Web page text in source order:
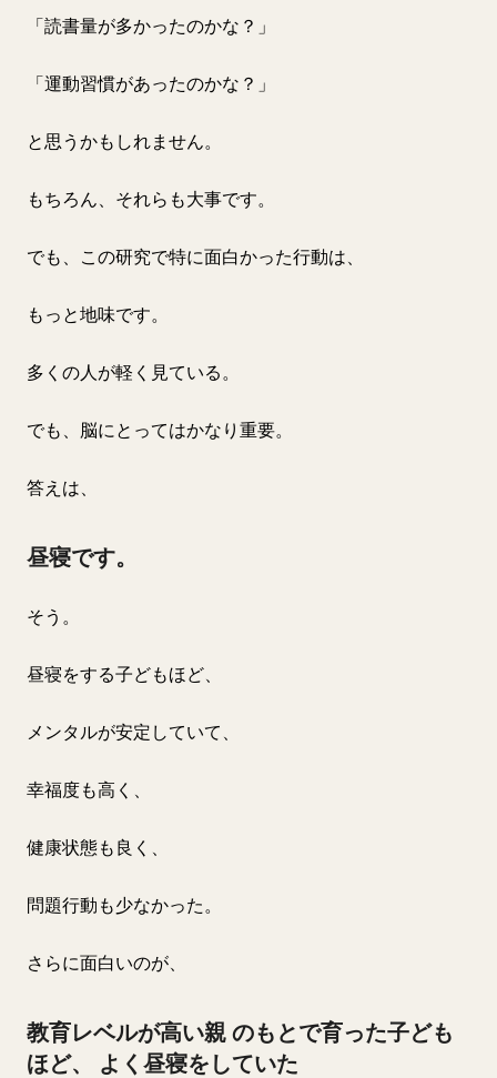
「読書量が多かったのかな？」
「運動習慣があったのかな？」
と思うかもしれません。
もちろん、それらも大事です。
でも、この研究で特に面白かった行動は、
もっと地味です。
多くの人が軽く見ている。
でも、脳にとってはかなり重要。
答えは、
昼寝です。
そう。
昼寝をする子どもほど、
メンタルが安定していて、
幸福度も高く、
健康状態も良く、
問題行動も少なかった。
さらに面白いのが、
教育レベルが高い親 のもとで育った子ども
ほど、 よく昼寝をしていた